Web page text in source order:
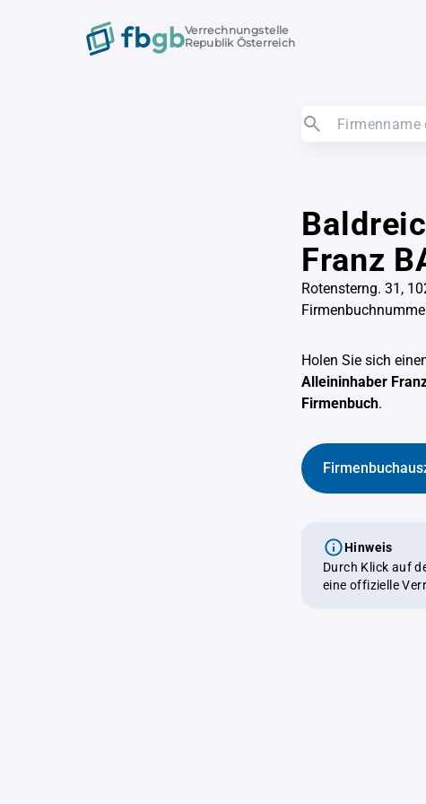
Verrechnungstelle
Republik Österreich
Franz
Rotensterng. 31,
Holen Sie sich
Alleininhaber
Firmenbuch.
Hinweis
Durch Klick auf
eine offizielle